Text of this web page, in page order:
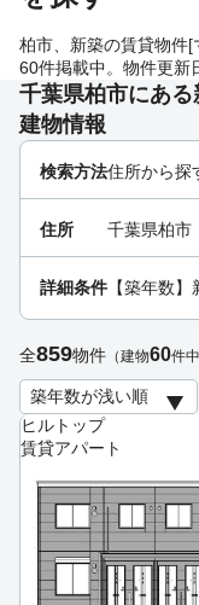
柏市、新築の賃貸物件
60件掲載中。物件更新
千葉県柏市にあ
建物情報
ヒルトップ
賃貸アパート
検索方法住所から探
住所 千葉県柏市
詳細条件 【築年数】
全859物件 （建物60件中